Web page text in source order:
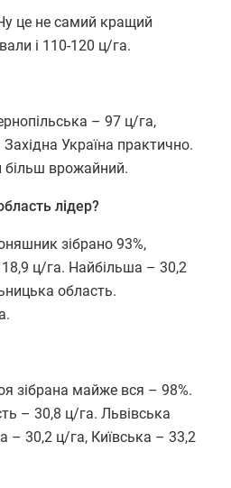
це не самий кращий
і 110-120 ц/га.
– 97 ц/га,
Україна практично.
більш врожайний.
лідер?
зібрано 93%,
ц/га. Найбільша – 30,2
область.
зібрана майже вся – 98%.
– 30,8 ц/га. Львівська
– 30,2 ц/га, Київська – 33,2